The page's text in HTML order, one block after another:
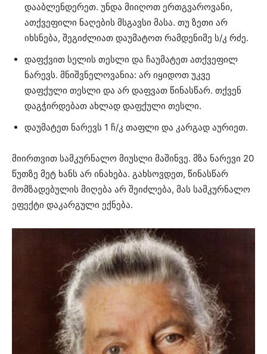
დააბლენდერეთ. უნდა მიიღოთ ერთგვაროვანი,
ათქვეფილი ნაღების მსგავსი მასა. თუ ზეთი არ
იხსნება, შეგიძლიათ დაუმატოთ რამდენიმე ს/კ რძე.
დაფქვით სელის თესლი და ჩაუმატეთ ათქვეფილ
ნარევს. მნიშვნელოვანია: არ იყიდოთ უკვე
დაფქული თესლი და არ დაფვათ წინასწარ. თქვენ
დაგჭირდებათ ახლად დაფქული თესლი.
დაუმატეთ ნარევს 1 ჩ/კ თაფლი და კარგად აურიეთ.
მიირთვით სამკურნალო მიუსლი მაშინვე. მზა ნარევი 20
წუთზე მეტ ხანს არ ინახება. გახსოვდეთ, წინასწარ
მომზადებულის მიღება არ შეიძლება, მას სამკურნალო
ეფექტი დაკარგული ექნება.